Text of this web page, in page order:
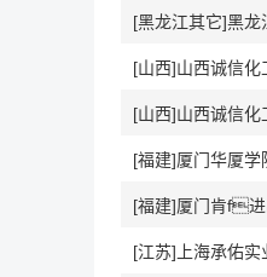
[黑龙江其它]黑龙
[山西]山西诚信化
[山西]山西诚信化
[福建]厦门华厦学
[福建]厦门肯f进
[江苏]上海承佑实